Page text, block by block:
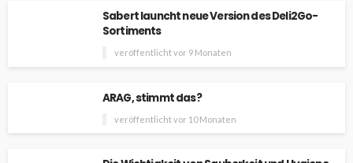
Sabert launcht neue Version des Deli2Go-
Sortiments
veröffentlicht vor 9 Monaten
ARAG, stimmt das?
veröffentlicht vor 10 Monaten